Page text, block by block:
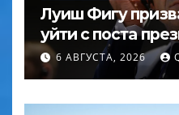
Луиш Фигу
уйти с поста
6 АВГУСТА, 2026